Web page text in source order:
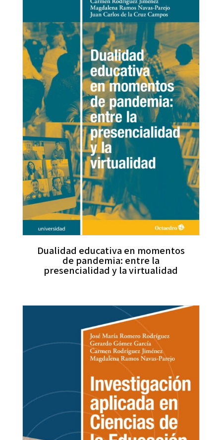
Dualidad educativa en momentos
de pandemia: entre la
presencialidad y la virtualidad